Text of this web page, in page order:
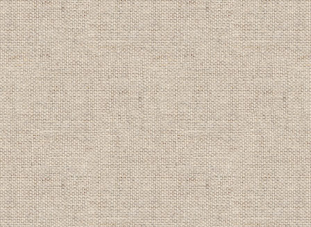
期間：2020年1月1日～3月31日
(適用除外期間あり)
----------------------------------------
【2019/8/31】
●2019年秋キャンペーン情報！
詳細はキャンペーン情報をクリック！
ライセンス取得コース大幅割引
アドバンス取得コース大幅割引
ライセンス同時Ｗ取得大幅割引
期間：2019年10月1日～12月31日
----------------------------------------
【2019/5/24】
●夏キャンペーン
ケラマ域(チービシ諸島)
半日ダイビング 格安プラン
●夏割キャンペーン
家族割 団体割 学生割 1,000円OFF